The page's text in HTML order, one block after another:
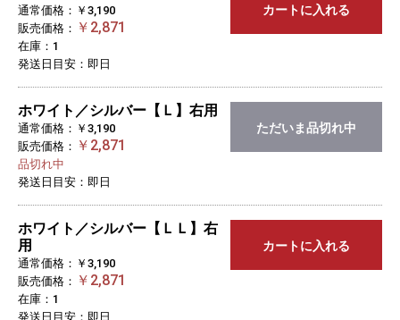
通常価格：￥3,190
販売価格： ￥2,871
在庫：1
発送日目安：即日
カートに入れる
ホワイト／シルバー【Ｌ】右用
通常価格：￥3,190
販売価格： ￥2,871
品切れ中
発送日目安：即日
ただいま品切れ中
ホワイト／シルバー【ＬＬ】右
用
通常価格：￥3,190
販売価格： ￥2,871
在庫：1
発送日目安：即日
カートに入れる